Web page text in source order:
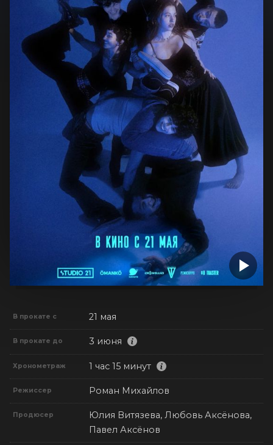
В прокате с 21 мая
В прокате до 3 июня
Хронометраж 1 час 15 минут
Режиссер Роман Михайлов
Продюсер
Юлия Витязева, Любовь Аксёнова,
Павел Аксёнов